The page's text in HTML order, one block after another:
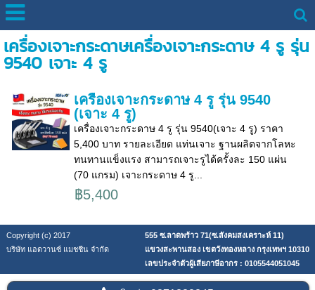
เครื่องเจาะกระดาษเครื่องเจาะกระดาษ 4 รู รุ่น
9540 เจาะ 4 รู
เครื่องเจาะกระดาษ 4 รู รุ่น 9540
(เจาะ 4 รู)
เครื่องเจาะกระดาษ 4 รู รุ่น 9540(เจาะ 4 รู) ราคา
5,400 บาท รายละเอียด แท่นเจาะ ฐานผลิตจากโลหะ
ทนทานแข็งแรง สามารถเจาะรูได้ครั้งละ 150 แผ่น
(70 แกรม) เจาะกระดาษ 4 รู...
฿5,400
Copyright (c) 2017
555 ซ.ลาดพร้าว 71(ซ.สังคมสงเคราะห์ 11)
บริษัท แอดวานซ์ แมชชีน จำกัด
แขวงสะพานสอง เขตวังทองหลาง กรุงเทพฯ 10310
เลขประจำตัวผู้เสียภาษีอากร : 0105544051045